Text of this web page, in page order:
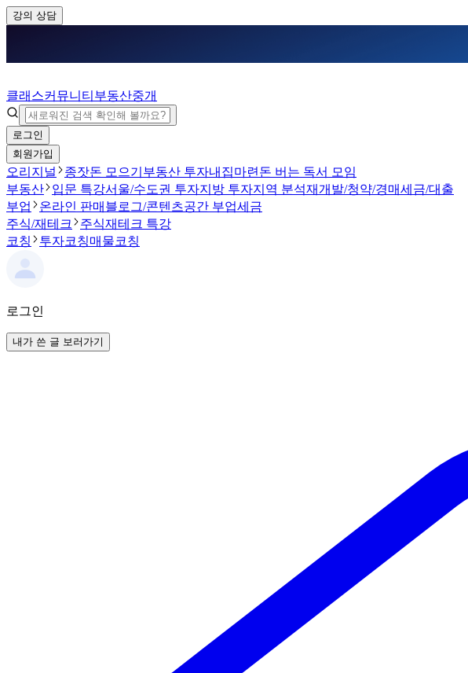
강의 상담
클래스커뮤니티 부동산중개
로그인
회원가입
오리지널 종잣돈 모으기 부동산 투자내집마련 돈 버는 독서 모임
부동산
입문 특강서울/수도권 투자지방 투자지역 분석재개발/청약/경매세금/대출
부업
온라인 판매 블로그/콘텐츠공간 부업세금
주식/재테크
주식재테크 특강
코칭
투자코칭매물코칭
로그인
내가 쓴 글 보러가기